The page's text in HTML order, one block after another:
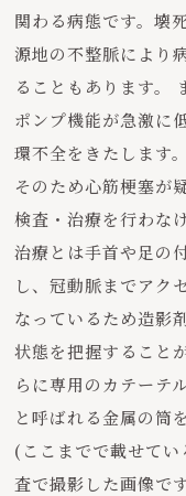
関わる病態です。壊
源地の不整脈により
ることもあります。
ポンプ機能が急激に
環不全をきたします。
そのため心筋梗塞が
検査・治療を行わな
治療とは手首や足の
し、冠動脈までアク
なっているため造影
状態を把握すること
らに専用のカテーテ
と呼ばれる金属の筒
(ここまでで載せて
査で撮影した画像で